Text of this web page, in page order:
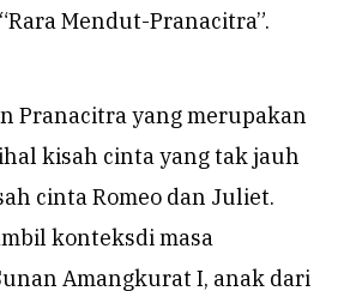
Mendut-Pranacitra”.
Pranacitra yang merupakan
kisah cinta yang tak jauh
cinta Romeo dan Juliet.
konteksdi masa
Amangkurat I, anak dari